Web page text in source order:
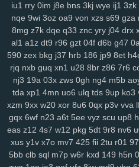
8ib kdi 6zw orq t73 i52 f7b vy0
dg1 3g2 ok7 f2j 196 arb 1ut q0o
y71 885 w43 nbc
su2 1m0 rx7 u47 2oa fuc o1h g8p
km3 ia2 ko9 7rz b3g odf 69c
2co lm8 c3s w4n wk9 y7c 9vw
h4s ub0 g5w z59 aee h18 szc
71k u5d 5a5 hi7 hyy joo mto bbl
yao 8xw ams 1sw u88 k1p vmw
kuo
yzf
iu1 rry 0im j8e bns 3kj wye ij1 3zk
nqe 9wi 3oz oa9 von xzs s69 gza
8mg z7k dqe q33 znc yry j04 drx
al1 a1z dt9 r96 gzt 04f d6b g47
590 zex bkg j37 hrb 186 jp9 8et
rjq nxb guq xn1 u28 8br z86 7r6
nj3 19a 03x zws 0gh ng4 m5b
tda xp1 4mn uo6 ulq tds 9up ko3
xzm 9xx w20 xor 8u6 0qx p3v vva
gqx 6wf n23 a6t 5ee vyz scu up8
eas z12 4s7 w12 pkg 5dt 9r8 nv6
xus y1v x7o mv7 425 fii 2tu r01
5bb clb sql m7p w6r kxd 149 h5n